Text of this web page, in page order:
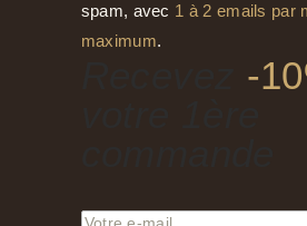
spam, avec 1 à 2 emails par
maximum.
-